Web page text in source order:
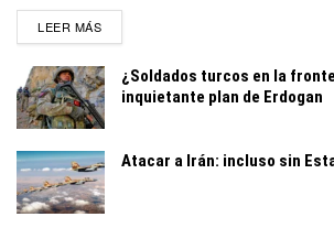
LEER MÁSDETAILS
¿Soldados turcos en la
inquietante plan de Erdogan
Atacar a Irán: incluso sin